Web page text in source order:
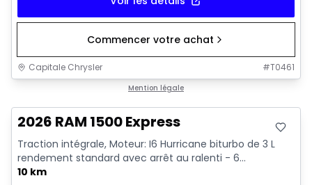
Commencer votre achat
Capitale Chrysler #T0461
Mention légale
2026 RAM 1500 Express
Traction intégrale, Moteur: I6 Hurricane biturbo de 3 L
rendement standard avec arrêt au ralenti - 6...
10 km